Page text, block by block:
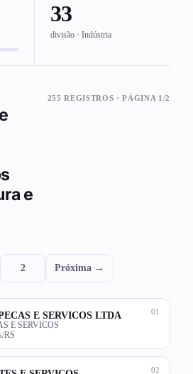
33
divisão · Indústria
e
255 REGISTROS · PÁGINA 1/2
2 Próxima →
01
E SERVICOS LTDA
E SERVICOS
RS
02